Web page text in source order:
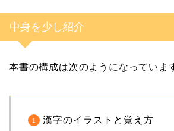
中身を少し紹介
本書の構成は次のようになっていま
漢字のイラストと覚え方